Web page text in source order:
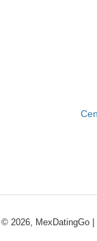
© 2026, MexDatingGo |